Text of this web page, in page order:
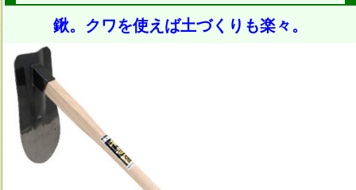
鍬。クワを使えば土づくりも楽々。